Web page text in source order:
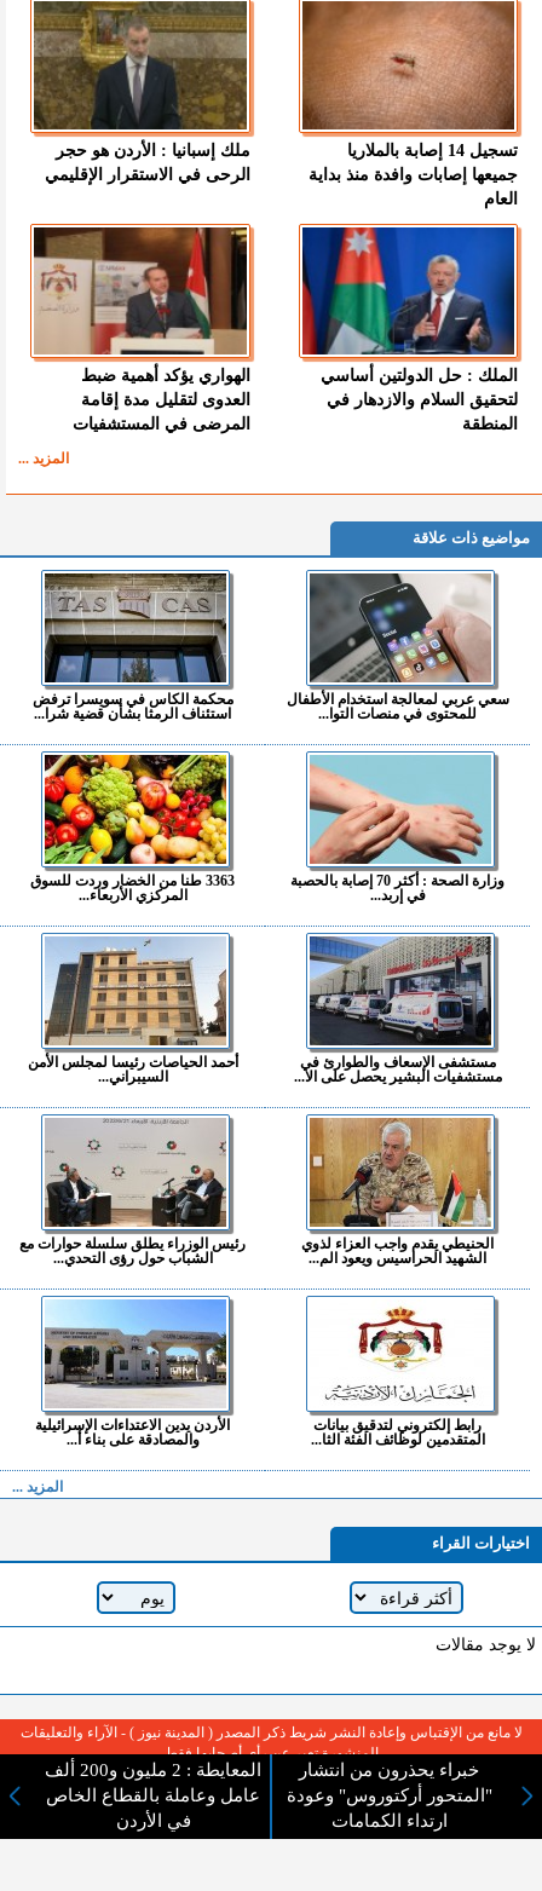
تسجيل 14 إصابة بالملاريا
جميعها إصابات وافدة منذ بداية
العام
ملك إسبانيا : الأردن هو حجر
الرحى في الاستقرار الإقليمي
الملك : حل الدولتين أساسي
لتحقيق السلام والازدهار في
المنطقة
الهواري يؤكد أهمية ضبط
العدوى لتقليل مدة إقامة
المرضى في المستشفيات
المزيد ...
مواضيع ذات علاقة
سعي عربي لمعالجة استخدام الأطفال
للمحتوى في منصات التوا...
محكمة الكاس في سويسرا ترفض
استئناف الرمثا بشأن قضية شرا...
وزارة الصحة : أكثر 70 إصابة بالحصبة
في إربد...
3363 طنا من الخضار وردت للسوق
المركزي الأربعاء...
مستشفى الإسعاف والطوارئ في
مستشفيات البشير يحصل على الا...
أحمد الحياصات رئيسا لمجلس الأمن
السيبراني...
الحنيطي يقدم واجب العزاء لذوي
الشهيد الحراسيس ويعود الم...
رئيس الوزراء يطلق سلسلة حوارات مع
الشباب حول رؤى التحدي...
رابط إلكتروني لتدقيق بيانات
المتقدمين لوظائف الفئة الثا...
الأردن يدين الاعتداءات الإسرائيلية
والمصادقة على بناء أ...
المزيد ...
اختيارات القراء
لا يوجد مقالات
خبراء يحذرون من انتشار
"المتحور أركتوروس" وعودة
ارتداء الكمامات
المعايطة : 2 مليون و200 ألف
عامل وعاملة بالقطاع الخاص
في الأردن
لا مانع من الإقتباس وإعادة النشر شريط ذكر المصدر ( المدينة نيوز ) - الآراء والتعليقات
المنشورة تعبر عن رأي أصحابها فقط